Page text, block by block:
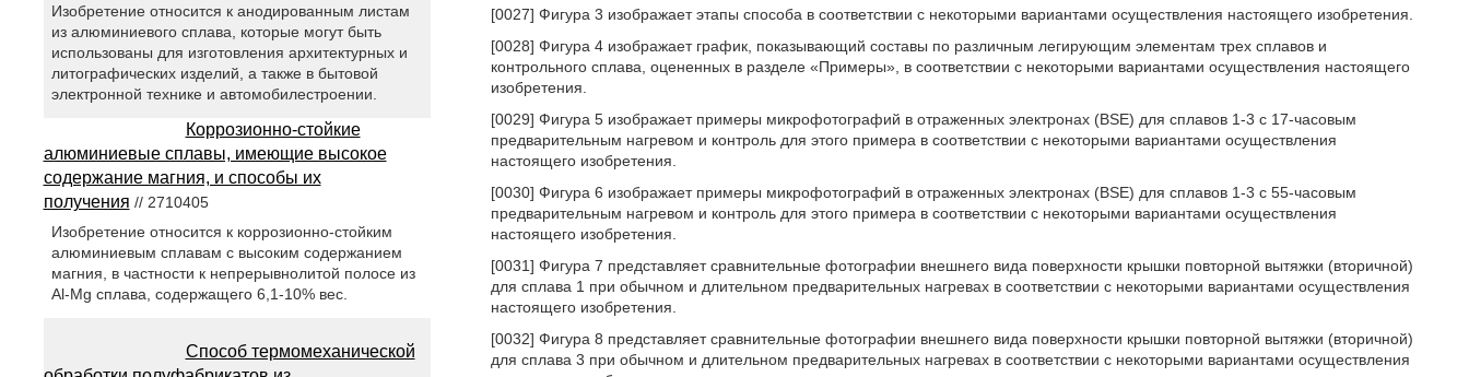
[0027] Фигура 3 изображает этапы способа в соответствии с некоторыми вариантами осуществления настоящего изобретения.
[0028] Фигура 4 изображает график, показывающий составы по различным легирующим элементам трех сплавов и
контрольного сплава, оцененных в разделе «Примеры», в соответствии с некоторыми вариантами осуществления настоящего
изобретения.
[0029] Фигура 5 изображает примеры микрофотографий в отраженных электронах (ВSЕ) для сплавов 1-3 с 17-часовым
предварительным нагревом и контроль для этого примера в соответствии с некоторыми вариантами осуществления
настоящего изобретения.
[0030] Фигура 6 изображает примеры микрофотографий в отраженных электронах (ВSЕ) для сплавов 1-3 с 55-часовым
предварительным нагревом и контроль для этого примера в соответствии с некоторыми вариантами осуществления
настоящего изобретения.
[0031] Фигура 7 представляет сравнительные фотографии внешнего вида поверхности крышки повторной вытяжки (вторичной)
для сплава 1 при обычном и длительном предварительных нагревах в соответствии с некоторыми вариантами осуществления
настоящего изобретения.
[0032] Фигура 8 представляет сравнительные фотографии внешнего вида поверхности крышки повторной вытяжки (вторичной)
для сплава 3 при обычном и длительном предварительных нагревах в соответствии с некоторыми вариантами осуществления
Изобретение относится к анодированным листам
из алюминиевого сплава, которые могут быть
использованы для изготовления архитектурных и
литографических изделий, а также в бытовой
электронной технике и автомобилестроении.
Коррозионно-стойкие
алюминиевые сплавы, имеющие высокое
содержание магния, и способы их
получения // 2710405
Изобретение относится к коррозионно-стойким
алюминиевым сплавам с высоким содержанием
магния, в частности к непрерывнолитой полосе из
Al-Mg сплава, содержащего 6,1-10% вес.
Способ термомеханической